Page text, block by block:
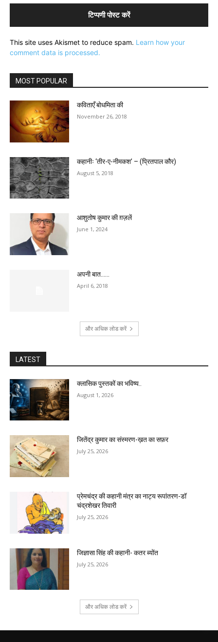
This site uses Akismet to reduce spam. Learn how your
comment data is processed.
MOST POPULAR
कविताएँ बोधमिता की
November 26, 2018
कहानीः ‘तीर-ए-नीमकश’ – (प्रितपाल कौर)
August 5, 2018
आशुतोष कुमार की ग़ज़लें
June 1, 2024
अपनी बात……
April 6, 2018
और अधिक लोड करें
LATEST
क्लासिक पुस्तकों का भविष्य..
August 1, 2026
जितेंद्र कुमार का संस्मरण-ख़त का सफ़र
July 25, 2026
प्रेमचंद्र की कहानी मंत्र का नाट्य रूपांतरण-डॉ
चंद्रशेखर तिवारी
July 25, 2026
जिज्ञासा सिंह की कहानी- कतर ब्योंत
July 25, 2026
और अधिक लोड करें